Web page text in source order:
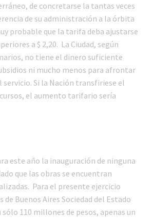
de concretarse la tantas veces
de su administración a la órbita
probable que la tarifa deba ajustarse
a $ 2,20. La Ciudad, según
no tiene el dinero suficiente
ni mucho menos para afrontar
servicio. Si la Nación transfiriese el
el aumento tarifario sería
este año la inauguración de ninguna
que las obras se encuentran
Para el presente ejercicio
Buenos Aires Sociedad del Estado
sólo 110 millones de pesos, apenas un